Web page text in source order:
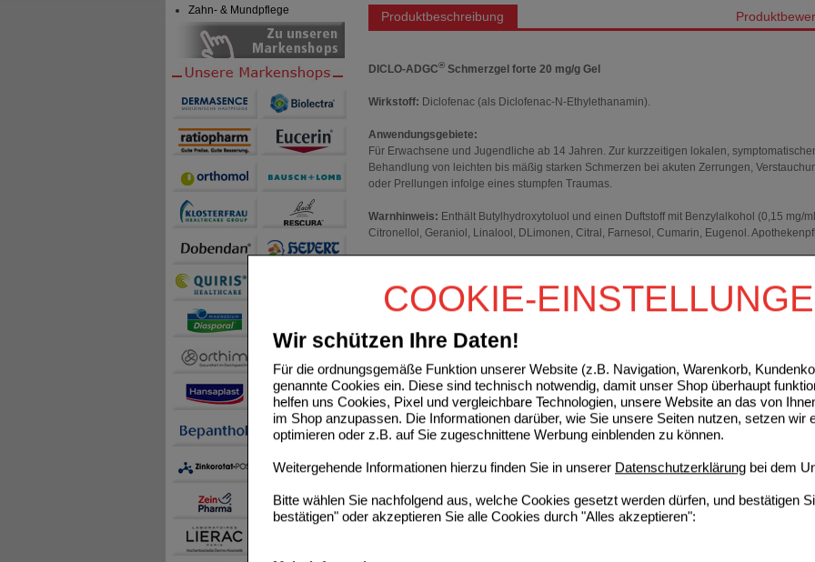
COOKIE-
Wir schützen Ihre Daten!
Für die ordnungsgemäße Funktion unserer Website (z.B. Navigation, Warenkorb,
genannte Cookies ein. Diese sind technisch notwendig, damit unser Shop überhaupt
helfen uns Cookies, Pixel und vergleichbare Technologien, unsere Website an das von
im Shop anzupassen. Die Informationen darüber, wie Sie unsere Seiten nutzen, setzen wir
optimieren oder z.B. auf Sie zugeschnittene Werbung einblenden zu können.
Weitergehende Informationen hierzu finden Sie in unserer Datenschutzerklärung bei dem
Bitte wählen Sie nachfolgend aus, welche Cookies gesetzt werden dürfen, und bestätigen
bestätigen" oder akzeptieren Sie alle Cookies durch "Alles akzeptieren":
Zahn- & Mundpflege
Produktbeschreibung
DICLO-ADGC®Schmerzgel forte 20 mg/g Gel
Wirkstoff: Diclofenac (als Diclofenac-N-Ethylethanamin).
Anwendungsgebiete:
Für Erwachsene und Jugendliche ab 14 Jahren. Zur kurzzeitigen lokalen,
Behandlung von leichten bis mäßig starken Schmerzen bei akuten Zerrungen,
oder Prellungen infolge eines stumpfen Traumas.
Warnhinweis: Enthält Butylhydroxytoluol und einen Duftstoff mit Benzylalkohol (0,15 mg/
Citronellol, Geraniol, Linalool, DLimonen, Citral, Farnesol, Cumarin, Eugenol.
Zentiva Pharma GmbH, 65927 Frankfurt am Main. Stand: Mai 2022
Einkaufsliste auswählen
Sie müssen sich anmelden um den ausgewählten Artikel in eine Einkaufsliste
Hexal AG